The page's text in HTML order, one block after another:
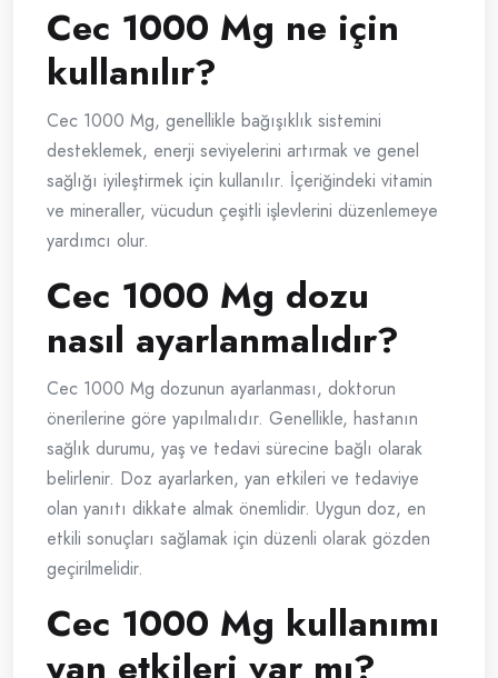
Cec 1000 Mg ne için
kullanılır?
Cec 1000 Mg, genellikle bağışıklık sistemini
desteklemek, enerji seviyelerini artırmak ve genel
sağlığı iyileştirmek için kullanılır. İçeriğindeki vitamin
ve mineraller, vücudun çeşitli işlevlerini düzenlemeye
yardımcı olur.
Cec 1000 Mg dozu
nasıl ayarlanmalıdır?
Cec 1000 Mg dozunun ayarlanması, doktorun
önerilerine göre yapılmalıdır. Genellikle, hastanın
sağlık durumu, yaş ve tedavi sürecine bağlı olarak
belirlenir. Doz ayarlarken, yan etkileri ve tedaviye
olan yanıtı dikkate almak önemlidir. Uygun doz, en
etkili sonuçları sağlamak için düzenli olarak gözden
geçirilmelidir.
Cec 1000 Mg kullanımı